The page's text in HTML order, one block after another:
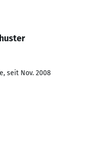
seit Nov. 2008